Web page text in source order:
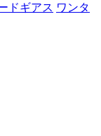
ドギアス ワンタ